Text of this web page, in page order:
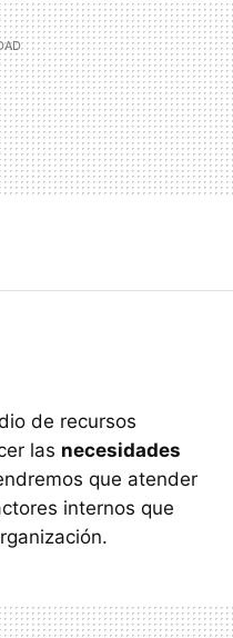
de recursos
las necesidades
que atender
internos que